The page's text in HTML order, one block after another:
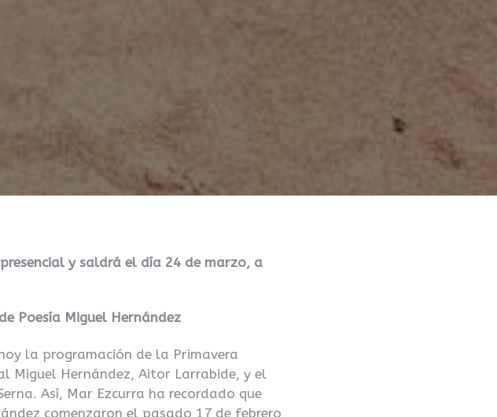
y saldrá el día 24 de marzo, a
Poesía Miguel Hernández
la programación de la Primavera
Miguel Hernández, Aitor Larrabide, y el
Así, Mar Ezcurra ha recordado que
comenzaron el pasado 17 de febrero